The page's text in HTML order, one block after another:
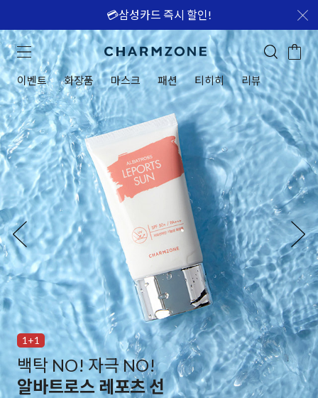
💳삼성카드 즉시 할인!
이벤트 화장품 마스크 패션 티히히 리뷰
1+1
백탁 NO! 자극 NO!
알바트로스 레포츠 선